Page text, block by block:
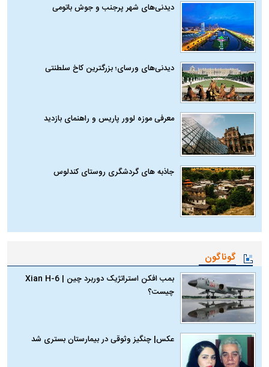
دیدنی‌های شهر پرجنب و جوش باتومی
دیدنی‌های ورسای؛ بزرگترین کاخ سلطنتی
معرفی موزه لوور پاریس و راهنمای بازدید
جاذبه های گردشگری روستای کندلوس
گوناگون
بمب افکن استراتژیک دوربرد چین | Xian H-6
چیست؟
عکس| چنگیز وثوقی در بیمارستان بستری شد